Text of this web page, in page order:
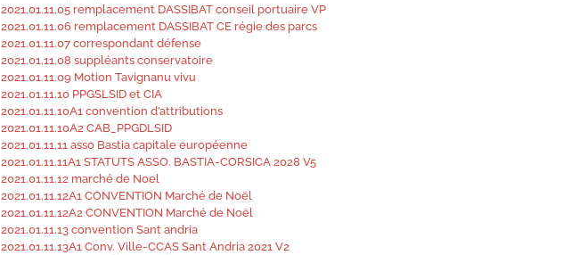
2021.01.11.05 remplacement DASSIBAT conseil portuaire VP
2021.01.11.06 remplacement DASSIBAT CE régie des parcs
2021.01.11.07 correspondant défense
2021.01.11.08 suppléants conservatoire
2021.01.11.09 Motion Tavignanu vivu
2021.01.11.10 PPGSLSID et CIA
2021.01.11.10A1 convention d’attributions
2021.01.11.10A2 CAB_PPGDLSID
2021.01.11.11 asso Bastia capitale européenne
2021.01.11.11A1 STATUTS ASSO. BASTIA-CORSICA 2028 V5
2021.01.11.12 marché de Noel
2021.01.11.12A1 CONVENTION Marché de Noël
2021.01.11.12A2 CONVENTION Marché de Noël
2021.01.11.13 convention Sant andria
2021.01.11.13A1 Conv. Ville-CCAS Sant Andria 2021 V2